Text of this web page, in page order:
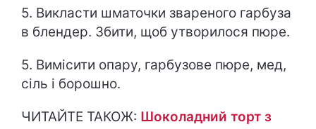
5. Викласти шматочки звареного гарбуза
в блендер. Збити, щоб утворилося пюре.
5. Вимісити опару, гарбузове пюре, мед,
сіль і борошно.
ЧИТАЙТЕ ТАКОЖ: Шоколадний торт з